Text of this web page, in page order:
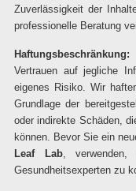
Zuverlässigkeit der
professionelle Beratung
Haftungsbeschränkung:
Vertrauen auf jegliche
eigenes Risiko. Wir
Grundlage der
oder indirekte Schäden,
können. Bevor Sie ein
Leaf Lab, verwenden,
Gesundheitsexperten zu